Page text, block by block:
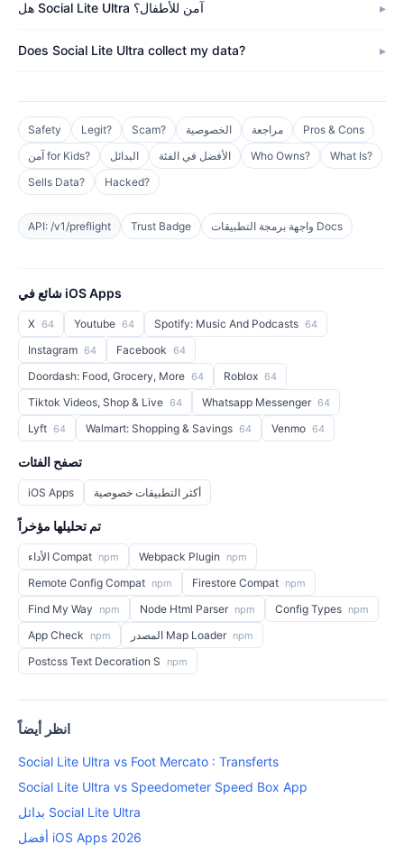
هل Social Lite Ultra آمن للأطفال؟
Does Social Lite Ultra collect my data?
Safety Legit? Scam? الخصوصية مراجعة
Pros & Cons
آمن for Kids?
البدائل الأفضل في الفئة Who Owns?
What Is?
Sells Data?
Hacked?
API: /v1/preflight Trust Badge واجهة برمجة التطبيقات Docs
شائع في iOS Apps
X 64 Youtube 64 Spotify: Music And Podcasts 64
Instagram 64 Facebook 64
Doordash: Food, Grocery, More 64 Roblox 64
Tiktok Videos, Shop & Live 64 Whatsapp Messenger 64
Lyft 64 Walmart: Shopping & Savings 64 Venmo 64
تصفح الفئات
iOS Apps أكثر التطبيقات خصوصية
تم تحليلها مؤخراً
الأداء Compat npm Webpack Plugin npm
Remote Config Compat npm Firestore Compat npm
Find My Way npm Node Html Parser npm Config Types npm
App Check npm المصدر Map Loader npm
Postcss Text Decoration S npm
انظر أيضاً
Social Lite Ultra vs Foot Mercato : Transferts
Social Lite Ultra vs Speedometer Speed Box App
بدائل Social Lite Ultra
أفضل iOS Apps 2026